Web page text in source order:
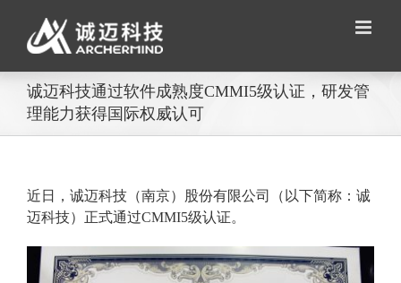
content
诚迈科技通过软件成熟度CMMI5级认证，研发管
理能力获得国际权威认可
近日，诚迈科技（南京）股份有限公司（以下简称：诚
迈科技）正式通过CMMI5级认证。